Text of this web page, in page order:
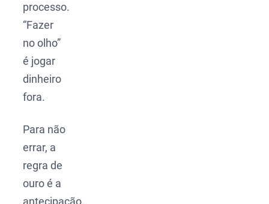
processo.
“Fazer
no olho”
é jogar
dinheiro
fora.
Para não
errar, a
regra de
ouro é a
antecipação.